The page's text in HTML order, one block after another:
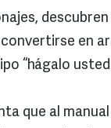
en
“hágalo usted
que al